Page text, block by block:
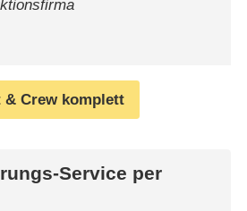
& Crew komplett
Service per